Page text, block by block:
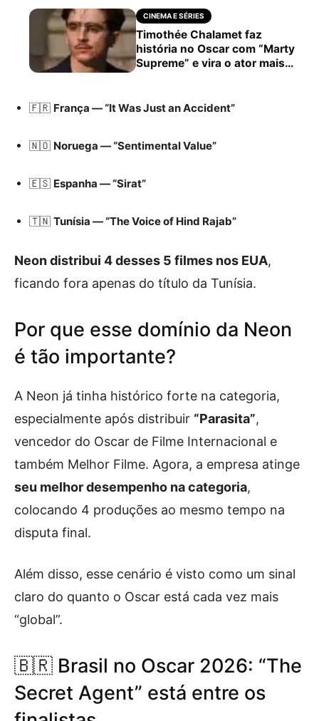
CINEMA E SÉRIES
Timothée Chalamet faz
história no Oscar com “Marty
Supreme” e vira o ator mais
🇫🇷 França — “It Was Just an Accident”
🇳🇴 Noruega — “Sentimental Value”
🇪🇸 Espanha — “Sirat”
🇹🇳 Tunísia — “The Voice of Hind Rajab”
Neon distribui 4 desses 5 filmes nos EUA,
ficando fora apenas do título da Tunísia.
Por que esse domínio da Neon
é tão importante?
A Neon já tinha histórico forte na categoria,
especialmente após distribuir “Parasita”,
vencedor do Oscar de Filme Internacional e
também Melhor Filme. Agora, a empresa atinge
seu melhor desempenho na categoria,
colocando 4 produções ao mesmo tempo na
disputa final.
Além disso, esse cenário é visto como um sinal
claro do quanto o Oscar está cada vez mais
“global”.
🇧🇷 Brasil no Oscar 2026: “The
Secret Agent” está entre os